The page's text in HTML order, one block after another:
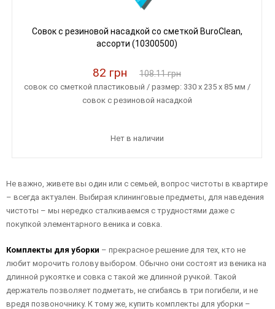
Совок с резиновой насадкой со сметкой BuroClean,
ассорти (10300500)
82 грн 108.11 грн
совок со сметкой пластиковый / размер: 330 x 235 x 85 мм /
совок с резиновой насадкой
Нет в наличии
Не важно, живете вы один или с семьей, вопрос чистоты в квартире
– всегда актуален. Выбирая клининговые предметы, для наведения
чистоты – мы нередко сталкиваемся с трудностями даже с
покупкой элементарного веника и совка.
Комплекты для уборки – прекрасное решение для тех, кто не
любит морочить голову выбором. Обычно они состоят из веника на
длинной рукоятке и совка с такой же длинной ручкой. Такой
держатель позволяет подметать, не сгибаясь в три погибели, и не
вредя позвоночнику. К тому же, купить комплекты для уборки –